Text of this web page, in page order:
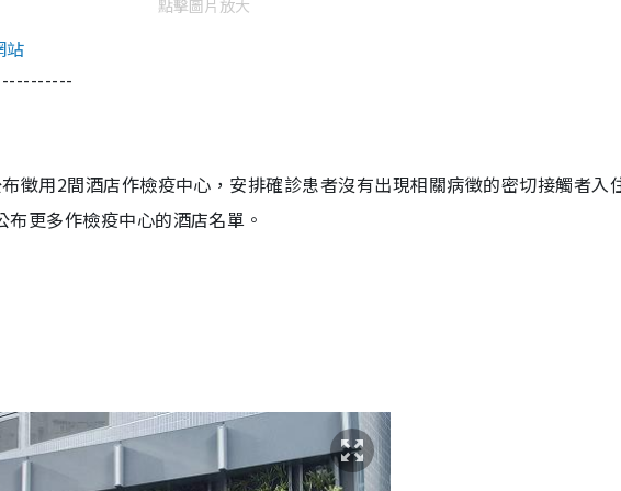
點擊圖片放大
站
徵用2間酒店作檢疫中心，安排確診患者沒有出現相關病徵的密切接觸者入
更多作檢疫中心的酒店名單。